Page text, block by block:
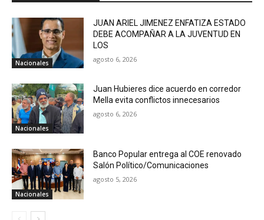
Nacionales
JUAN ARIEL JIMENEZ ENFATIZA ESTADO
DEBE ACOMPAÑAR A LA JUVENTUD EN
LOS
agosto 6, 2026
Nacionales
Juan Hubieres dice acuerdo en corredor
Mella evita conflictos innecesarios
agosto 6, 2026
Nacionales
Banco Popular entrega al COE renovado
Salón Político/Comunicaciones
agosto 5, 2026